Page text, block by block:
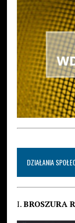
DZIAŁANIA
I.BROSZURA